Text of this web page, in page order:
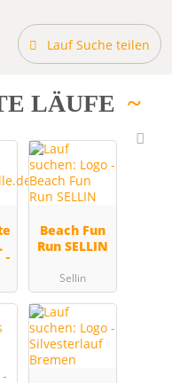
Lauf Suche teilen
LÄUFE
Beach Fun
Run SELLIN
Sellin